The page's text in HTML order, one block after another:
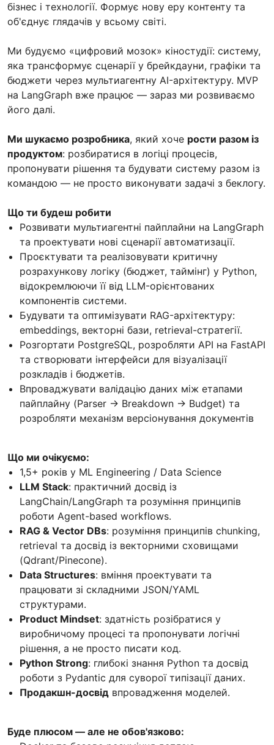
бізнес і технології. Формує нову еру контенту та
об'єднує глядачів у всьому світі.
Ми будуємо «цифровий мозок» кіностудії: систему,
яка трансформує сценарії у брейкдауни, графіки та
бюджети через мультиагентну AI-архітектуру. MVP
на LangGraph вже працює — зараз ми розвиваємо
його далі.
Ми шукаємо розробника, який хоче рости разом із
продуктом: розбиратися в логіці процесів,
пропонувати рішення та будувати систему разом із
командою — не просто виконувати задачі з беклогу.
Що ти будеш робити
Розвивати мультиагентні пайплайни на LangGraph
та проектувати нові сценарії автоматизації.
Проєктувати та реалізовувати критичну
розрахункову логіку (бюджет, таймінг) у Python,
відокремлюючи її від LLM-орієнтованих
компонентів системи.
Будувати та оптимізувати RAG-архітектуру:
embeddings, векторні бази, retrieval-стратегії.
Розгортати PostgreSQL, розробляти API на FastAPI
та створювати інтерфейси для візуалізації
розкладів і бюджетів.
Впроваджувати валідацію даних між етапами
пайплайну (Parser → Breakdown → Budget) та
розробляти механізм версіонування документів
Що ми очікуємо:
1,5+ років у ML Engineering / Data Science
LLM Stack: практичний досвід із
LangChain/LangGraph та розуміння принципів
роботи Agent-based workflows.
RAG & Vector DBs: розуміння принципів chunking,
retrieval та досвід із векторними сховищами
(Qdrant/Pinecone).
Data Structures: вміння проектувати та
працювати зі складними JSON/YAML
структурами.
Product Mindset: здатність розібратися у
виробничому процесі та пропонувати логічні
рішення, а не просто писати код.
Python Strong: глибокі знання Python та досвід
роботи з Pydantic для суворої типізації даних.
Продакшн-досвід впровадження моделей.
Буде плюсом — але не обов'язково: